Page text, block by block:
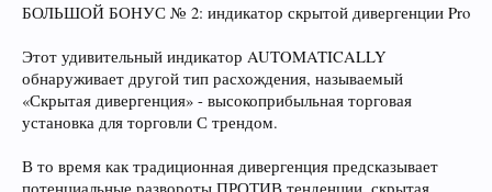
БОЛЬШОЙ БОНУС № 2: индикатор скрытой дивергенции Pro
Этот удивительный индикатор AUTOMATICALLY
обнаруживает другой тип расхождения, называемый
«Скрытая дивергенция» - высокоприбыльная торговая
установка для торговли С трендом.
В то время как традиционная дивергенция предсказывает